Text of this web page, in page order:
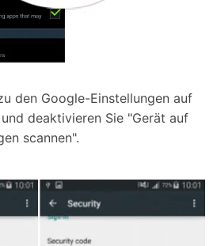
den Google-Einstellungen auf
deaktivieren Sie "Gerät auf
scannen".